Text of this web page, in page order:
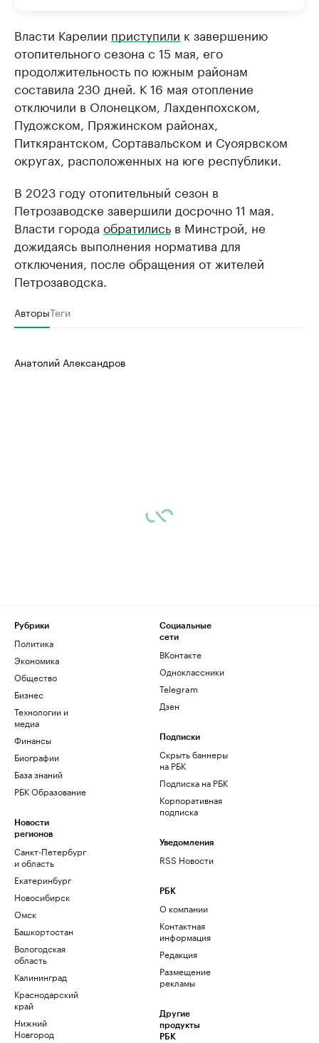
Власти Карелии приступили к завершению
отопительного сезона с 15 мая, его
продолжительность по южным районам
составила 230 дней. К 16 мая отопление
отключили в Олонецком, Лахденпохском,
Пудожском, Пряжинском районах,
Питкярантском, Сортавальском и Суоярвском
округах, расположенных на юге республики.
В 2023 году отопительный сезон в
Петрозаводске завершили досрочно 11 мая.
Власти города обратились в Минстрой, не
дожидаясь выполнения норматива для
отключения, после обращения от жителей
Петрозаводска.
АвторыТеги
Анатолий Александров
Рубрики
Политика
Экономика
Общество
Бизнес
Технологии и
медиа
Финансы
Биографии
База знаний
РБК Образование
Новости
регионов
Санкт-Петербург
и область
Екатеринбург
Новосибирск
Омск
Башкортостан
Вологодская
область
Калининград
Краснодарский
край
Нижний
Новгород
Социальные
сети
ВКонтакте
Одноклассники
Telegram
Дзен
Подписки
Скрыть баннеры
на РБК
Подписка на РБК
Корпоративная
подписка
Уведомления
RSS Новости
РБК
О компании
Контактная
информация
Редакция
Размещение
рекламы
Другие
продукты
РБК